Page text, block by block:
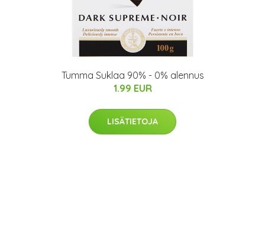
Tumma Suklaa 90% - 0% alennus
1.99 EUR
LISÄTIETOJA